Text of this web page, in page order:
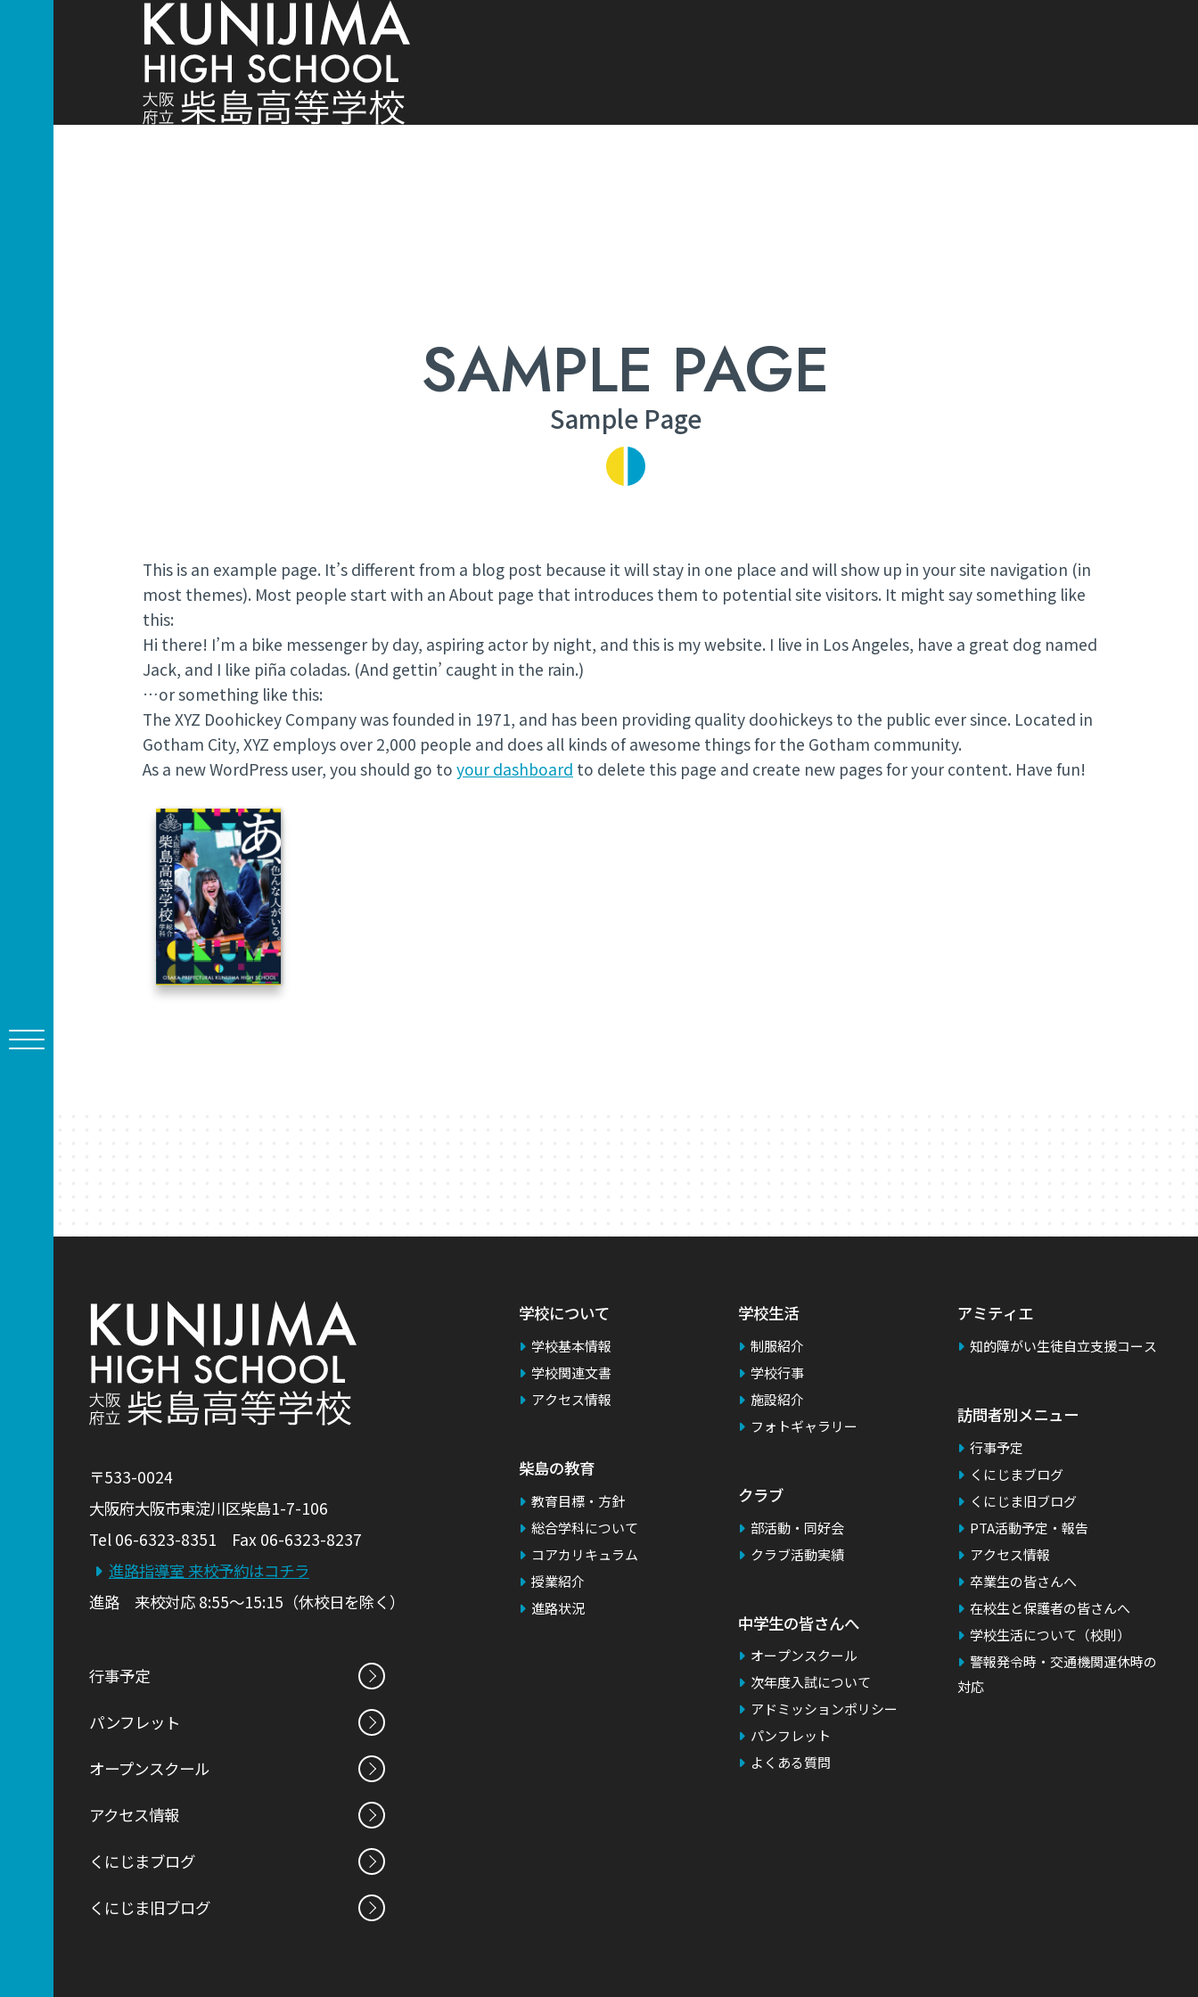
Sample Page
This is an example page. It’s different from a blog post because it will stay in one place and will show up in your site navigation (in
most themes). Most people start with an About page that introduces them to potential site visitors. It might say something like
this:
Hi there! I’m a bike messenger by day, aspiring actor by night, and this is my website. I live in Los Angeles, have a great dog named
Jack, and I like piña coladas. (And gettin’ caught in the rain.)
…or something like this:
The XYZ Doohickey Company was founded in 1971, and has been providing quality doohickeys to the public ever since. Located in
Gotham City, XYZ employs over 2,000 people and does all kinds of awesome things for the Gotham community.
As a new WordPress user, you should go to your dashboard to delete this page and create new pages for your content. Have fun!
〒533-0024
大阪府大阪市東淀川区柴島1-7-106
Tel 06-6323-8351 Fax 06-6323-8237
進路指導室 来校予約はコチラ
進路 来校対応 8:55～15:15（休校日を除く）
行事予定
パンフレット
オープンスクール
アクセス情報
くにじまブログ
くにじま旧ブログ
学校について
学校基本情報
学校関連文書
アクセス情報
柴島の教育
教育目標・方針
総合学科について
コアカリキュラム
授業紹介
進路状況
学校生活
制服紹介
学校行事
施設紹介
フォトギャラリー
クラブ
部活動・同好会
クラブ活動実績
中学生の皆さんへ
オープンスクール
次年度入試について
アドミッションポリシー
パンフレット
よくある質問
アミティエ
知的障がい生徒自立支援コース
訪問者別メニュー
行事予定
くにじまブログ
くにじま旧ブログ
PTA活動予定・報告
アクセス情報
卒業生の皆さんへ
在校生と保護者の皆さんへ
学校生活について（校則）
警報発令時・交通機関運休時の
対応